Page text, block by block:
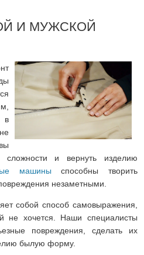
И МУЖСКОЙ
в
сложности и вернуть изделию
машины способны творить
незаметными.
собой способ самовыражения,
не хочется. Наши специалисты
повреждения, сделать их
былую форму.